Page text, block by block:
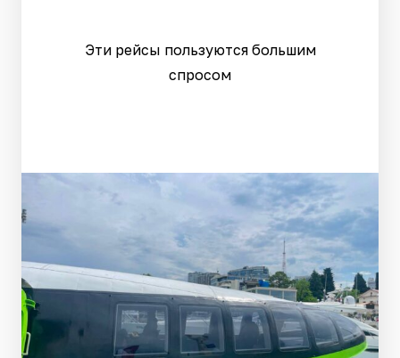
Эти рейсы пользуются большим
спросом